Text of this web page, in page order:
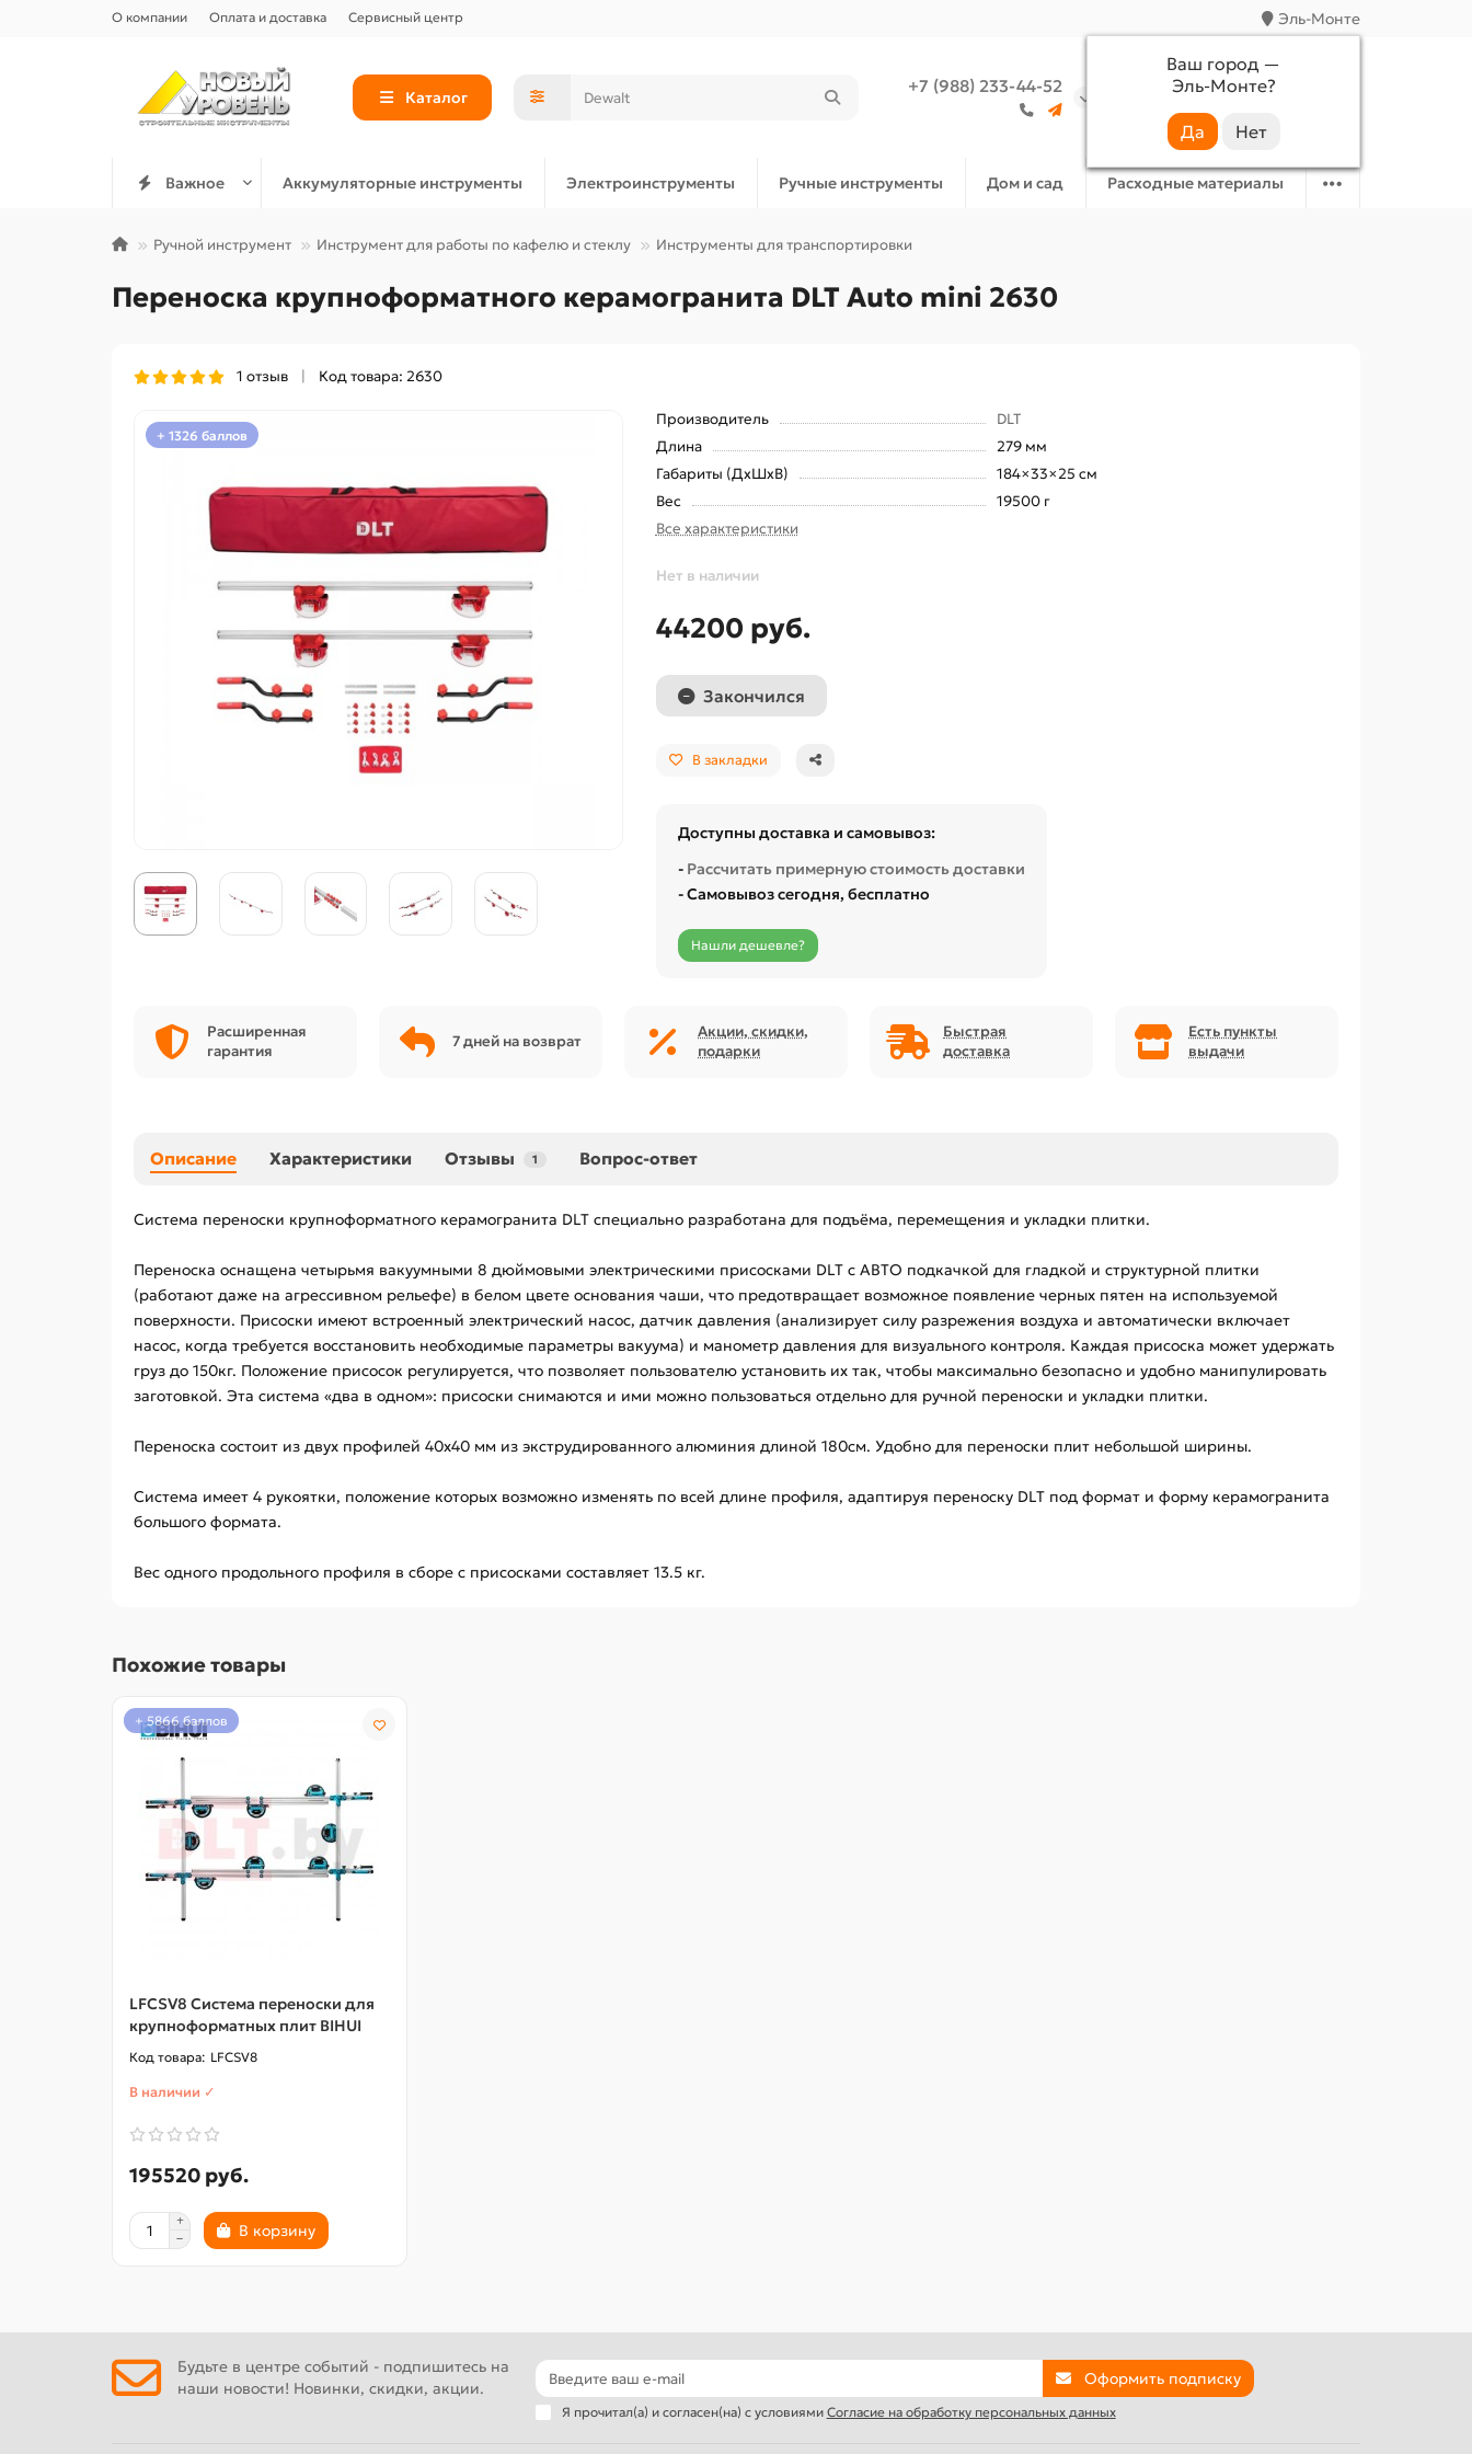
О компании Оплата и доставка Сервисный центр Эль-Монте
Ваш город —
Эль-Монте?
Каталог
+7 (988) 233-44-52
Аккаунт Избранное
Важное Аккумуляторные инструменты Электроинструменты Ручные инструменты Дом и сад Расходные материалы
Ручной инструмент Инструмент для работы по кафелю и стеклу Инструменты для транспортировки
Переноска крупноформатного керамогранита DLT Auto mini 2630
1 отзыв Код товара: 2630
+ 1326 баллов
Производитель
DLT
Длина
279 мм
Габариты (ДхШхВ)
184×33×25 см
Вес
19500 г
Все характеристики
Нет в наличии
44200 руб.
Закончился
В закладки
Доступны доставка и самовывоз:
- Рассчитать примерную стоимость доставки
- Самовывоз сегодня, бесплатно
Нашли дешевле?
Расширенная
гарантия
7 дней на возврат
Акции, скидки,
подарки
Быстрая
доставка
Есть пункты
выдачи
Описание Характеристики Отзывы 1 Вопрос-ответ
Система переноски крупноформатного керамогранита DLT специально разработана для подъёма, перемещения и укладки плитки.
Переноска оснащена четырьмя вакуумными 8 дюймовыми электрическими присосками DLT с АВТО подкачкой для гладкой и структурной плитки
(работают даже на агрессивном рельефе) в белом цвете основания чаши, что предотвращает возможное появление черных пятен на используемой
поверхности. Присоски имеют встроенный электрический насос, датчик давления (анализирует силу разрежения воздуха и автоматически включает
насос, когда требуется восстановить необходимые параметры вакуума) и манометр давления для визуального контроля. Каждая присоска может удержать
груз до 150кг. Положение присосок регулируется, что позволяет пользователю установить их так, чтобы максимально безопасно и удобно манипулировать
заготовкой. Эта система «два в одном»: присоски снимаются и ими можно пользоваться отдельно для ручной переноски и укладки плитки.
Переноска состоит из двух профилей 40х40 мм из экструдированного алюминия длиной 180см. Удобно для переноски плит небольшой ширины.
Система имеет 4 рукоятки, положение которых возможно изменять по всей длине профиля, адаптируя переноску DLT под формат и форму керамогранита
большого формата.
Вес одного продольного профиля в сборе с присосками составляет 13.5 кг.
Похожие товары
+ 5866 баллов
LFCSV8 Система переноски для
крупноформатных плит BIHUI
LFCSV8
В наличии ✓
195520 руб.
В корзину
Будьте в центре событий - подпишитесь на
наши новости! Новинки, скидки, акции.
Оформить подписку
Я прочитал(а) и согласен(на) с условиями Согласие на обработку персональных данных